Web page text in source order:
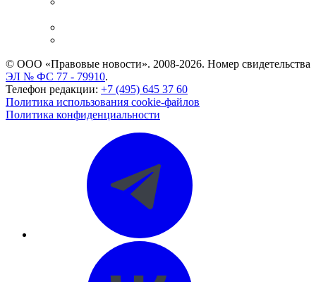
© ООО «Правовые новости». 2008-2026. Номер свидетельства
ЭЛ № ФС 77 - 79910.
Телефон редакции: +7 (495) 645 37 60
Политика использования cookie-файлов
Политика конфиденциальности